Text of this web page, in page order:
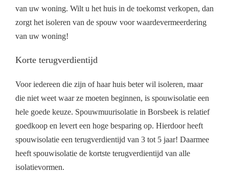
van uw woning. Wilt u het huis in de toekomst verkopen, dan
zorgt het isoleren van de spouw voor waardevermeerdering
van uw woning!
Korte terugverdientijd
Voor iedereen die zijn of haar huis beter wil isoleren, maar
die niet weet waar ze moeten beginnen, is spouwisolatie een
hele goede keuze. Spouwmuurisolatie in Borsbeek is relatief
goedkoop en levert een hoge besparing op. Hierdoor heeft
spouwisolatie een terugverdientijd van 3 tot 5 jaar! Daarmee
heeft spouwisolatie de kortste terugverdientijd van alle
isolatievormen.